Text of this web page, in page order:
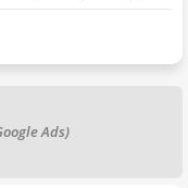
Ads)